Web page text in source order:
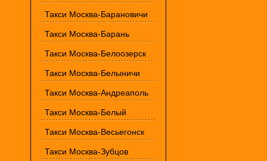
Такси Москва-Барановичи
Такси Москва-Барань
Такси Москва-Белоозерск
Такси Москва-Белыничи
Такси Москва-Андреаполь
Такси Москва-Белый
Такси Москва-Весьегонск
Такси Москва-Зубцов